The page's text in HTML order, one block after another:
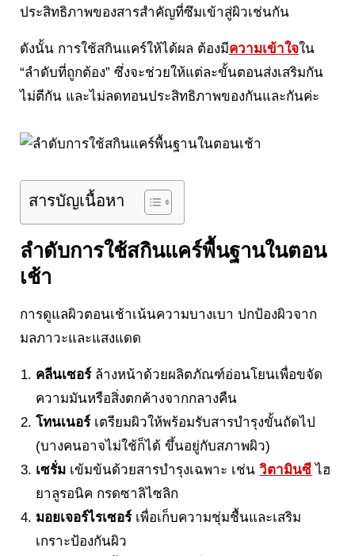
ประสิทธิภาพของสารสำคัญที่ซึมเข้าสู่ผิวเช่นกัน
ดังนั้น การใช้สกินแคร์ให้ได้ผล ต้องมีความเข้าใจใน
“ลำดับที่ถูกต้อง” ซึ่งจะช่วยให้แต่ละขั้นตอนส่งเสริมกัน
ไม่ตีกัน และไม่ลดทอนประสิทธิภาพของกันและกันค่ะ
สารบัญเนื้อหา
ลำดับการใช้สกินแคร์พื้นฐานในตอน
เช้า
การดูแลผิวตอนเช้าเน้นความบางเบา ปกป้องผิวจาก
มลภาวะและแสงแดด
คลีนเซอร์ล้างหน้าด้วยผลิตภัณฑ์อ่อนโยนเพื่อขจัด
ความมันหรือสิ่งตกค้างจากกลางคืน
โทนเนอร์เตรียมผิวให้พร้อมรับสารบำรุงขั้นถัดไป
(บางคนอาจไม่ใช้ก็ได้ ขึ้นอยู่กับสภาพผิว)
เซรั่ม เข้มข้นด้วยสารบำรุงเฉพาะ เช่นวิตามินซี ไฮ
ยาลูรอนิค กรดซาลิไซลิก
มอยเจอร์ไรเซอร์เพื่อเก็บความชุ่มชื้นและเสริม
เกราะป้องกันผิว